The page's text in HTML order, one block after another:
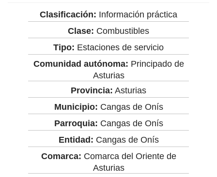
Clasificación: Información práctica
Clase: Combustibles
Tipo: Estaciones de servicio
Comunidad autónoma: Principado de
Asturias
Provincia: Asturias
Municipio: Cangas de Onís
Parroquia: Cangas de Onís
Entidad: Cangas de Onís
Comarca: Comarca del Oriente de
Asturias